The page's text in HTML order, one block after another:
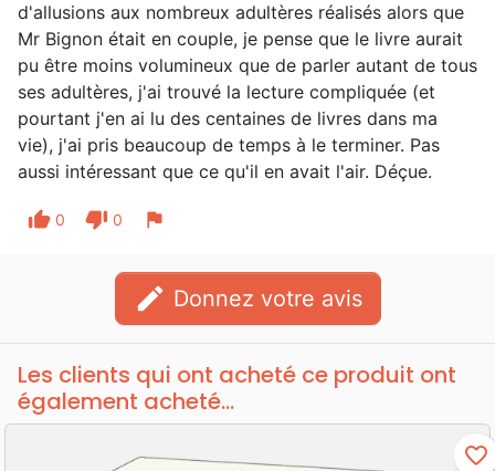
d'allusions aux nombreux adultères réalisés alors que
Mr Bignon était en couple, je pense que le livre aurait
pu être moins volumineux que de parler autant de tous
ses adultères, j'ai trouvé la lecture compliquée (et
pourtant j'en ai lu des centaines de livres dans ma
vie), j'ai pris beaucoup de temps à le terminer. Pas
aussi intéressant que ce qu'il en avait l'air. Déçue.
thumb_up 0 thumb_down 0 flag
edit Donnez votre avis
Les clients qui ont acheté ce produit ont
également acheté...
favorite_border